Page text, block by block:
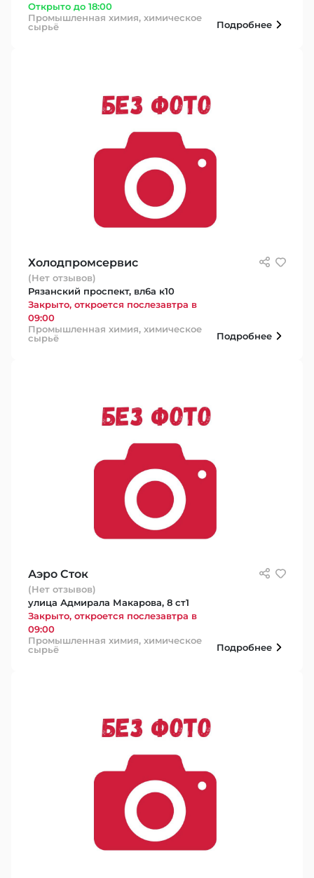
Открыто до 18:00
Промышленная химия, химическое
сырьё
Подробнее
Холодпромсервис
(Нет отзывов)
Рязанский проспект, вл6а к10
Закрыто, откроется послезавтра в
09:00
Промышленная химия, химическое
сырьё
Подробнее
Аэро Сток
(Нет отзывов)
улица Адмирала Макарова, 8 ст1
Закрыто, откроется послезавтра в
09:00
Промышленная химия, химическое
сырьё
Подробнее